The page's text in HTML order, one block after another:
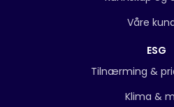
Våre
ESG
Tilnærming &
Klima &